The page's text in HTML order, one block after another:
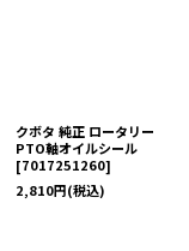
クボタ 純正 ロータリー
PTO軸オイルシール
[7017251260]
2,810円(税込)